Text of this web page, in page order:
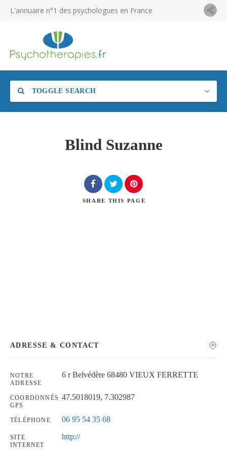
L'annuaire n°1 des psychologues en France
TOGGLE SEARCH
Blind Suzanne
SHARE THIS PAGE
ADRESSE & CONTACT
NOTRE
ADRESSE
6 r Belvédère 68480 VIEUX FERRETTE
COORDONNÉS
GPS
47.5018019, 7.302987
TÉLÉPHONE 06 95 54 35 68
SITE
INTERNET
http://